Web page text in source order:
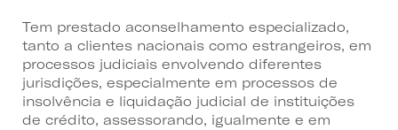
Tem prestado aconselhamento especializado,
tanto a clientes nacionais como estrangeiros, em
processos judiciais envolvendo diferentes
jurisdições, especialmente em processos de
insolvência e liquidação judicial de instituições
de crédito, assessorando, igualmente e em